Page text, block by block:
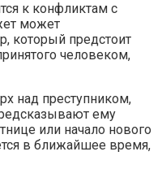
к конфликтам с
может
который предстоит
человеком,
над преступником,
ему
или начало нового
в ближайшее время,